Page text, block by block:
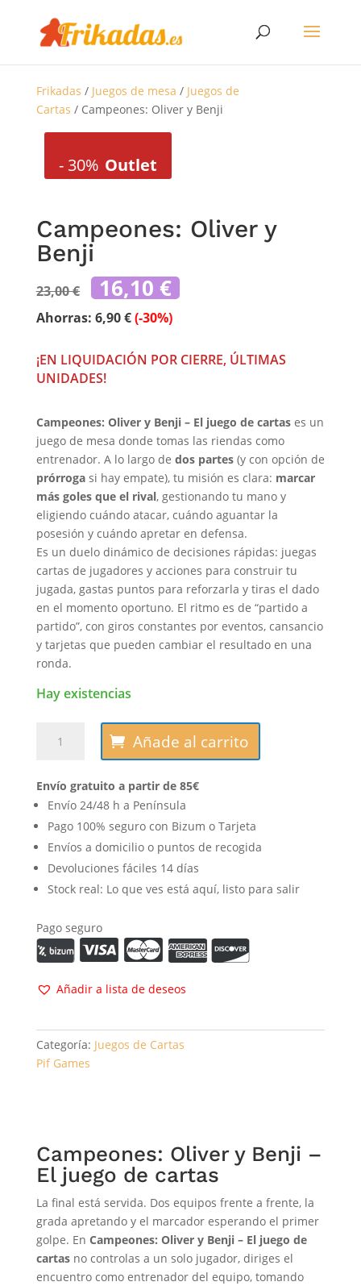
Frikadas / Juegos de mesa / Juegos de
Cartas / Campeones: Oliver y Benji
-30% Outlet
Campeones: Oliver y
Benji
23,00€ El
precio
original
era:
16,10 € El
precio
Ahorras: 6,90€(-30%)
¡EN LIQUIDACIÓN POR CIERRE, ÚLTIMAS
UNIDADES!
Campeones: Oliver y Benji – El juego de cartases un
juego de mesa donde tomas las riendas como
entrenador. A lo largo de dos partes(y con opción de
prórrogasi hay empate), tu misión es clara: marcar
más goles que el rival, gestionando tu mano y
eligiendo cuándo atacar, cuándo aguantar la
posesión y cuándo apretar en defensa.
Es un duelo dinámico de decisiones rápidas: juegas
cartas de jugadores y acciones para construir tu
jugada, gastas puntos para reforzarla y tiras el dado
en el momento oportuno. El ritmo es de “partido a
partido”, con giros constantes por eventos, cansancio
y tarjetas que pueden cambiar el resultado en una
ronda.
Hay existencias
Oliver
Benji
cantidad
Añade al carrito
Envío gratuito a partir de 85€
Envío 24/48 h a Península
Pago 100% seguro con Bizum o Tarjeta
Envíos a domicilio o puntos de recogida
Devoluciones fáciles 14 días
Stock real: Lo que ves está aquí, listo para salir
Pago seguro
Añadir a lista de deseos
Categoría: Juegos de Cartas
Pif Games
Campeones: Oliver y Benji –
El juego de cartas
La final está servida. Dos equipos frente a frente, la
grada apretando y el marcador esperando el primer
golpe. En Campeones: Oliver y Benji – El juego de
cartasno controlas a un solo jugador, diriges el
encuentro como entrenador del equipo, tomando